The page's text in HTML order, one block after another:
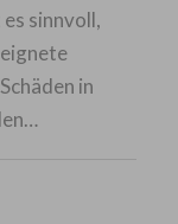
sinnvoll,
in